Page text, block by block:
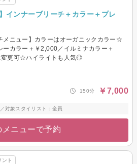
インナーブリーチ＋カラー＋プレ
メニュー】カラーはオーガニックカラー☆
ーカラー＋￥2,000／イルミナカラー＋
変更可☆ハイライトも人気◎
150分 ￥7,000
対象スタイリスト：全員
メニューで予約
ント